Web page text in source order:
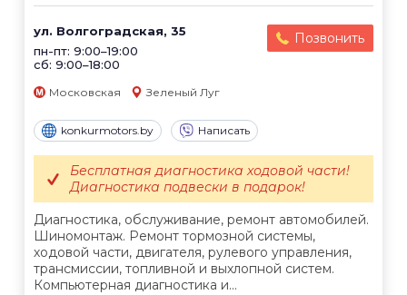
ул. Волгоградская, 35
пн-пт: 9:00–19:00
сб: 9:00–18:00
Позвонить
Московская Зеленый Луг
konkurmotors.by Написать
Диагностика, обслуживание, ремонт автомобилей.
Шиномонтаж. Ремонт тормозной системы,
ходовой части, двигателя, рулевого управления,
трансмиссии, топливной и выхлопной систем.
Компьютерная диагностика и...
Бесплатная диагностика ходовой части!
Диагностика подвески в подарок!